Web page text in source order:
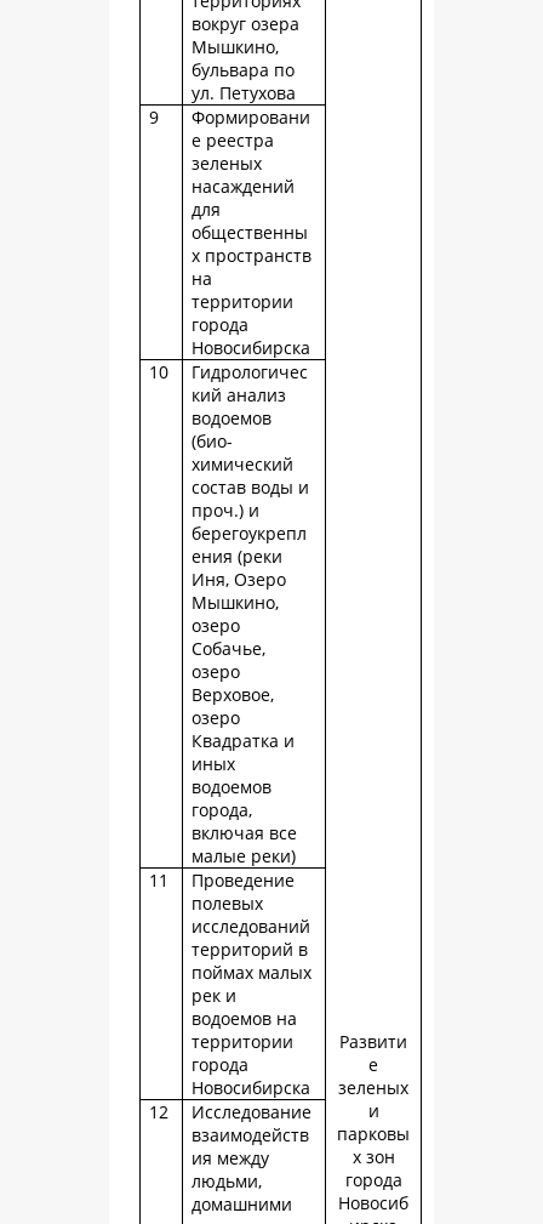
вокруг озера
Мышкино,
бульвара по
ул. Петухова
Развити
е
зеленых
и
парковы
х зон
города
Новосиб
9
Формировани
е реестра
зеленых
насаждений
для
общественны
х пространств
на
территории
города
Новосибирска
10
Гидрологичес
кий анализ
водоемов
(био-
химический
состав воды и
проч.) и
берегоукрепл
ения (реки
Иня, Озеро
Мышкино,
озеро
Собачье,
озеро
Верховое,
озеро
Квадратка и
иных
водоемов
города,
включая все
малые реки)
11
Проведение
полевых
исследований
территорий в
поймах малых
рек и
водоемов на
территории
города
Новосибирска
12
Исследование
взаимодейств
ия между
людьми,
домашними